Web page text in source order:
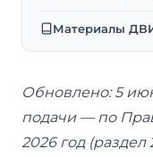
Материалы
Обновлено: 5
подачи — по
2026 год